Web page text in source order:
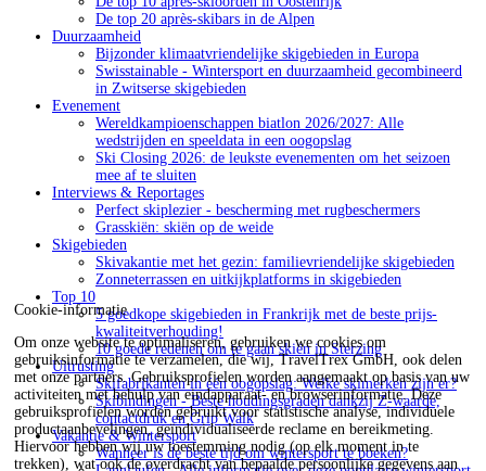
Cookie-informatie
Om onze website te optimaliseren, gebruiken we cookies om
gebruiksinformatie te verzamelen, die wij, TravelTrex GmbH, ook delen
met onze partners. Gebruiksprofielen worden aangemaakt op basis van uw
activiteiten met behulp van eindapparaat- en browserinformatie. Deze
gebruiksprofielen worden gebruikt voor statistische analyse, individuele
productaanbevelingen, geïndividualiseerde reclame en bereikmeting.
Hiervoor hebben wij uw toestemming nodig (op elk moment in te
trekken), wat ook de overdracht van bepaalde persoonlijke gegevens aan
De top 20 après-skibars in de Alpen
Duurzaamheid
Bijzonder klimaatvriendelijke skigebieden in Europa
Swisstainable - Wintersport en duurzaamheid gecombineerd
in Zwitserse skigebieden
Evenement
Wereldkampioenschappen biatlon 2026/2027: Alle
wedstrijden en speeldata in een oogopslag
Ski Closing 2026: de leukste evenementen om het seizoen
mee af te sluiten
Interviews & Reportages
Perfect skiplezier - bescherming met rugbeschermers
Grasskiën: skiën op de weide
Skigebieden
Skivakantie met het gezin: familievriendelijke skigebieden
Zonneterrassen en uitkijkplatforms in skigebieden
Top 10
5 goedkope skigebieden in Frankrijk met de beste prijs-
kwaliteitverhouding!
10 goede redenen om te gaan skiën in Sterzing
Uitrusting
Skifabrikanten in één oogopslag: Welke skimerken zijn er?
Skibindingen - Beste houdingsgraden dankzij Z-waarde,
contactdruk en Grip Walk
Vakantie & Wintersport
Wanneer is de beste tijd om wintersport te boeken?